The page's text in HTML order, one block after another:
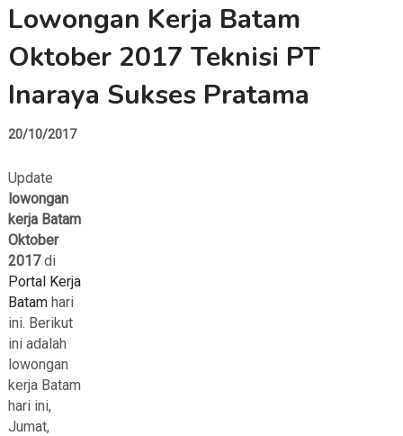
Lowongan Kerja Batam
Oktober 2017 Teknisi PT
Inaraya Sukses Pratama
20/10/2017
Update
lowongan
kerja Batam
Oktober
2017di
Portal Kerja
Batamhari
ini. Berikut
ini adalah
lowongan
kerja Batam
hari ini,
Jumat,